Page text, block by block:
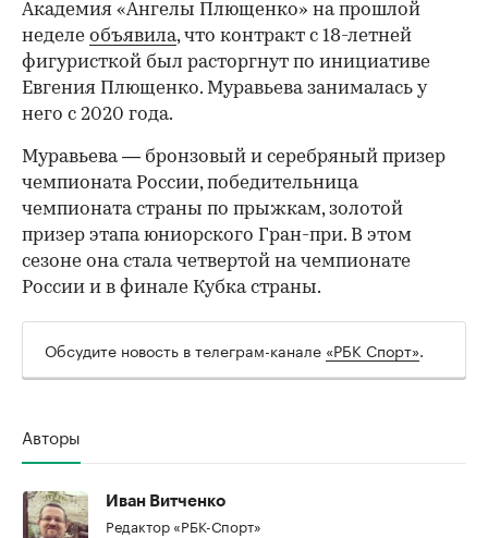
Академия «Ангелы Плющенко» на прошлой
неделе объявила, что контракт с 18-летней
фигуристкой был расторгнут по инициативе
Евгения Плющенко. Муравьева занималась у
него с 2020 года.
Муравьева — бронзовый и серебряный призер
чемпионата России, победительница
чемпионата страны по прыжкам, золотой
призер этапа юниорского Гран-при. В этом
сезоне она стала четвертой на чемпионате
России и в финале Кубка страны.
Обсудите новость в телеграм-канале «РБК Спорт».
Авторы
Иван Витченко
Редактор «РБК-Спорт»